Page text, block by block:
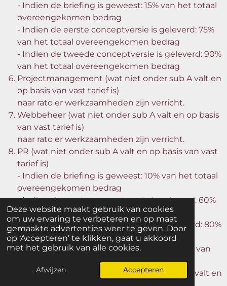
Deze website maakt gebruik van cookies
om uw ervaring te verbeteren en op maat
gemaakte advertenties weer te geven. Door
op ‘Accepteren’ te klikken, gaat u akkoord
met het gebruik van alle cookies.
Afwijzen Accepteren
- Indien de briefing is geweest: 15% van het totaal
overeengekomen bedrag
- Indien de eerste conceptversie is geleverd: 75%
van het totaal overeengekomen bedrag
- Indien de tweede conceptversie is geleverd: 90%
van het totaal overeengekomen bedrag
Projectmanagement (wat niet onder sub A valt en
op basis van vast tarief is)
naar rato er werkzaamheden zijn verricht.
Webbeheer (wat niet onder sub A valt en op basis
van vast tarief is)
naar rato er werkzaamheden zijn verricht.
PR (wat niet onder sub A valt en op basis van vast
tarief is)
- Indien de briefing is geweest: 10% van het totaal
overeengekomen bedrag
- Indien de eerste conceptversie is geleverd: 60%
van het totaal overeengekomen bedrag
- Indien de tweede conceptversie is geleverd: 80%
van het totaal overeengekomen bedrag
- Indien het persbericht is uitgestuurd: 90% van
het totaal overeengekomen bedrag
Social media content (wat niet onder sub A valt en